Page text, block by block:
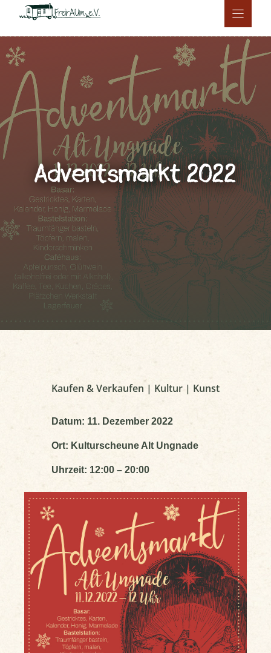
Inhalt
springen
Adventsmarkt 2022
Kaufen & Verkaufen | Kultur | Kunst
Datum: 11. Dezember 2022
Ort: Kulturscheune Alt Ungnade
Uhrzeit: 12:00 – 20:00